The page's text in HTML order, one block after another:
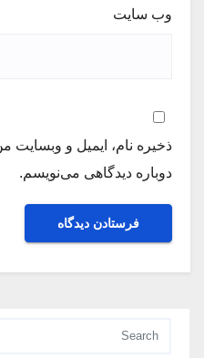
وب‌ سایت
ذخیره نام، ایمیل و وبسایت
دوباره دیدگاهی می‌نویسم.